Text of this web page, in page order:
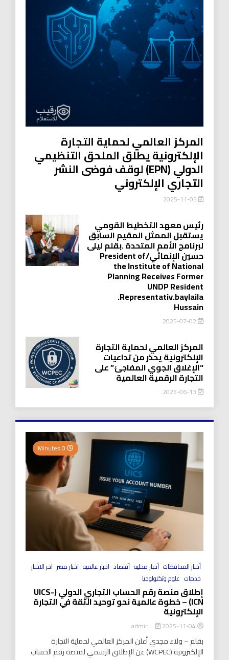
المركز العالمي لحماية التجارة
الإلكترونية يطلق الملحق التنظيمي
الدولي (EPN) لوقف فوضى النشر
التجاري الإلكتروني
رئيس معهد التخطيط القومي
يستقبل الممثل المقيم السابق
لبرنامج الأمم المتحدة .بقلم ليلى
حسين الإنمائي/President of
the Institute of National
Planning Receives Former
UNDP Resident
.Representativ.baylaila
Hussain
2025-07-02
المركز العالمي لحماية التجارة
الإلكترونية يحذر من تداعيات
“الإغلاق الجوي المفاجئ” على
التجارة الرقمية العالمية
2025-06-13
أخبار المحافظات أخبار محليه أقتصاد اخبار عالميه اخبار مصر اخر الاخبار
خدمات علوم وتكنولوجيا
إطلاق منصة رقم الحساب التجاري الدولي (UICS-
ICN) – خطوة عالمية نحو توحيد الثقة في التجارة
الإلكترونية
2025-11-04
بقلم – ولاء مجدي أعلن المركز العالمي لحماية التجارة
الإلكترونية (WCPEC) عن الإطلاق الرسمي لمنصة رقم الحساب